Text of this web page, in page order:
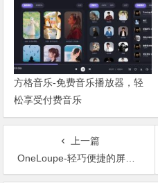
方格音乐-免费音乐播放器，轻
松享受付费音乐
上一篇
OneLoupe-轻巧便捷的屏幕放大镜软件